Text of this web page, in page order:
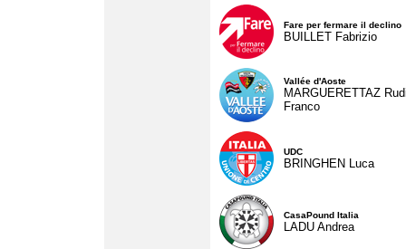
Fare per fermare il declino
BUILLET Fabrizio
Vallée d'Aoste
MARGUERETTAZ
Franco
UDC
BRINGHEN Luca
CasaPound Italia
LADU Andrea